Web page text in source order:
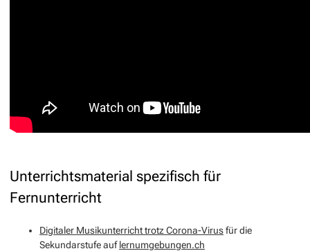
Unterrichtsmaterial spezifisch für
Fernunterricht
Digitaler Musikunterricht trotz Corona-Virusfür die
Sekundarstufe auflernumgebungen.ch